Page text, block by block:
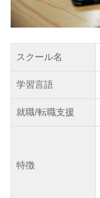
スクール名
学習言語
就職/転職支援
特徴